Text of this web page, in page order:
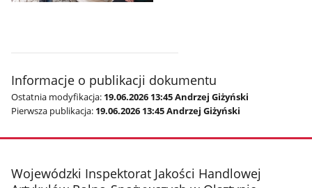
Informacje o publikacji dokumentu
Ostatnia modyfikacja: 19.06.2026 13:45 Andrzej Giżyński
Pierwsza publikacja: 19.06.2026 13:45 Andrzej Giżyński
stopka
Wojewódzki Inspektorat Jakości Handlowej